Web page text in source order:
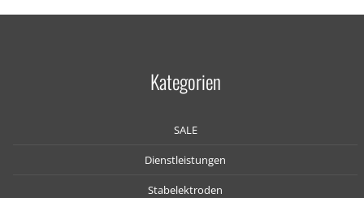
Kategorien
SALE
Dienstleistungen
Stabelektroden